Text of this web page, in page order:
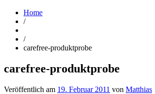
Home
/
/
carefree-produktprobe
carefree-produktprobe
Veröffentlich am 19. Februar 2011 von Matthias